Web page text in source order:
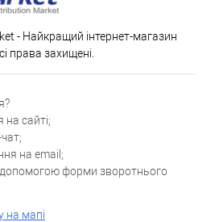
- Найкращий інтернет-магазин
права захищені.
сайті;
на email;
форми зворотнього
на мапі